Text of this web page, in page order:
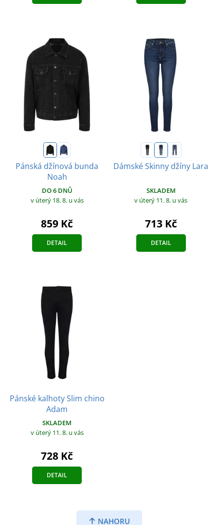
Pánská džínová bunda
Noah
DO 6 DNŮ
v úterý 18. 8. u vás
859 Kč
DETAIL
Dámské Skinny džíny Lara
SKLADEM
v úterý 11. 8. u vás
713 Kč
DETAIL
Pánské kalhoty Slim chino
Adam
SKLADEM
v úterý 11. 8. u vás
728 Kč
DETAIL
NAHORU